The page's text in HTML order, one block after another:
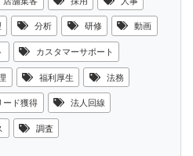
分析 研修 動画
カスタマーサポート
福利厚生 法務
ード獲得 法人回線
調査